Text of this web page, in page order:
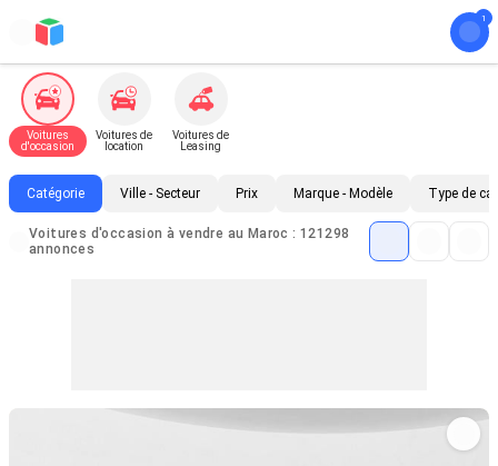
Voitures
d'occasion
Voitures de
location
Voitures de
Leasing
Catégorie Ville - Secteur Prix Marque - Modèle Type de
Voitures d'occasion à vendre au Maroc : 121298
annonces